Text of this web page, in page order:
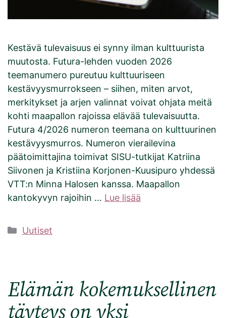
Kestävä tulevaisuus ei synny ilman kulttuurista
muutosta. Futura-lehden vuoden 2026
teemanumero pureutuu kulttuuriseen
kestävyysmurrokseen – siihen, miten arvot,
merkitykset ja arjen valinnat voivat ohjata meitä
kohti maapallon rajoissa elävää tulevaisuutta.
Futura 4/2026 numeron teemana on kulttuurinen
kestävyysmurros. Numeron vierailevina
päätoimittajina toimivat SISU-tutkijat Katriina
Siivonen ja Kristiina Korjonen-Kuusipuro yhdessä
VTT:n Minna Halosen kanssa. Maapallon
kantokyvyn rajoihin … Lue lisää
Kategoriat
Uutiset
Elämän kokemuksellinen
täyteys on yksi